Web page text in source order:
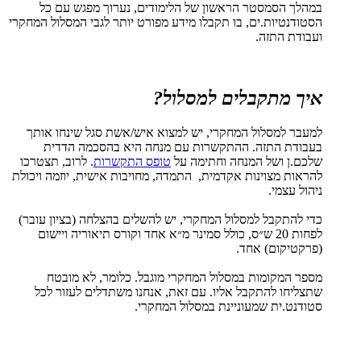
במהלך הסמסטר הראשון של הלימודים, נערוך מפגש עם כל
הסטודנטיות.ים, בו תקבלו מידע מפורט יותר לגבי המסלול המחקרי
ועבודת התזה.
איך מתקבלים למסלול?
למעבר למסלול המחקרי, יש למצוא איש/אשת סגל שינחו אותך
בעבודת התזה. ההתקשרות עם מנחה היא בהסכמה הדדית
שלכם.ן ושל המנחה וחתימה על טופס התקשרות. לרוב, תצטרכו
להראות מצוינות אקדמית, התמדה, מחויבות אישית, יוזמה ויכולת
ניהול עצמי.
כדי להתקבל למסלול המחקרי, יש להשלים בהצלחה (בציון עובר)
לפחות 20 ש״ס, כולל סמינר מ״א אחד וקורס תיאוריה ויישום
(פרקטיקום) אחד.
מספר המקומות במסלול המחקרי מוגבל. כלומר, לא מובטח
שתצליחו להתקבל אליו. עם זאת, אנחנו משתדלים לעזור לכל
סטודנט.ית שמעוניינת במסלול המחקרי.